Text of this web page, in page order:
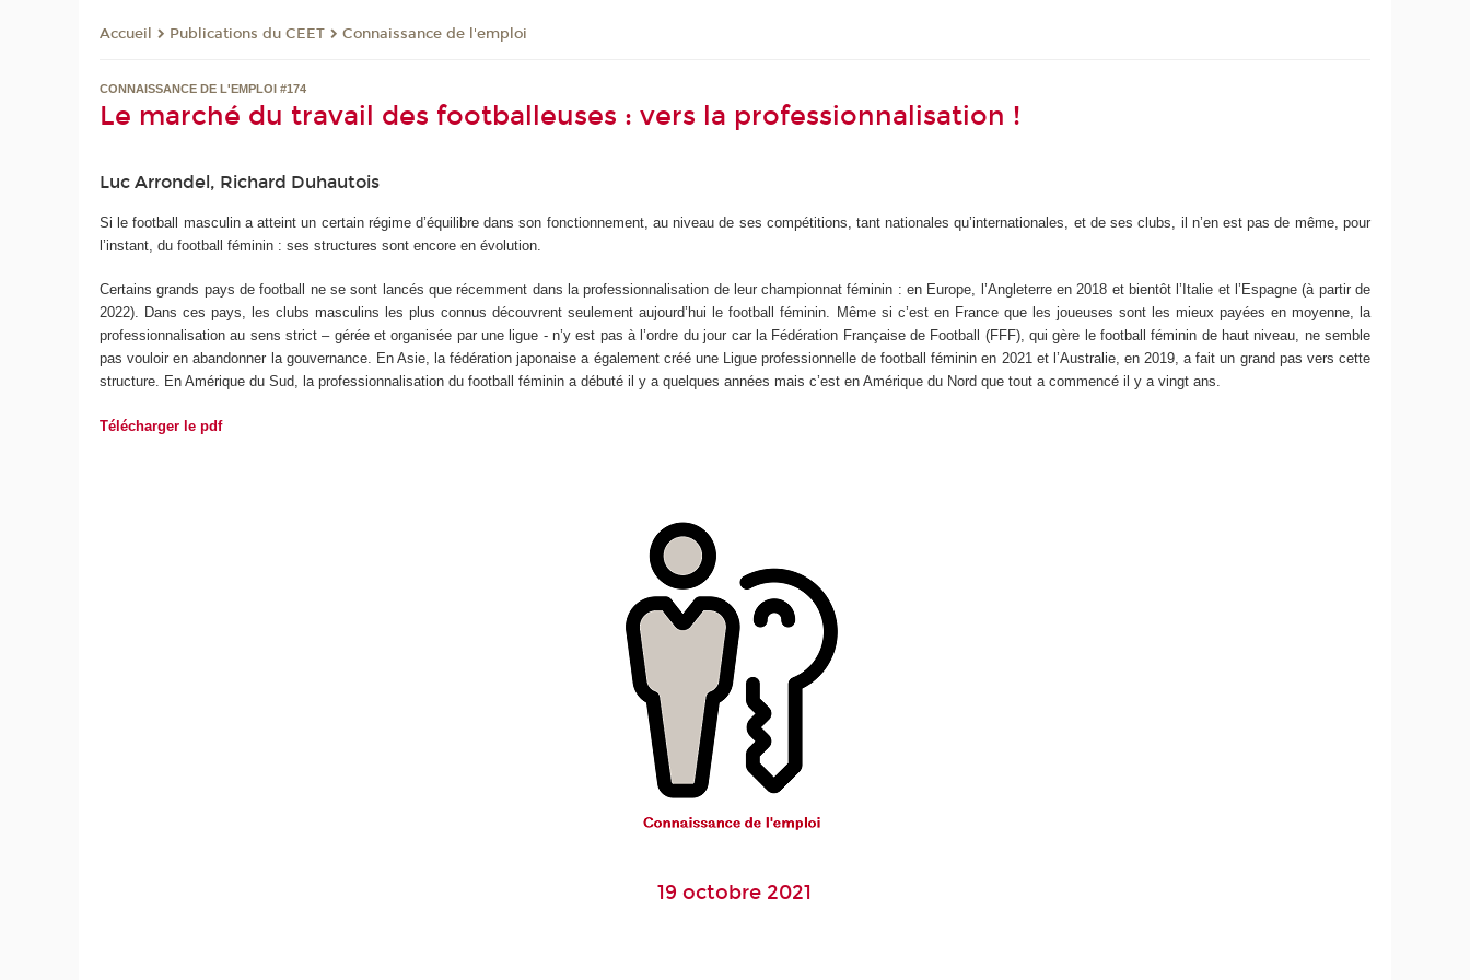
Accueil Publications du CEET Connaissance de l'emploi
CONNAISSANCE DE L'EMPLOI #174
Le marché du travail des footballeuses : vers la professionnalisation !
Luc Arrondel, Richard Duhautois
Si le football masculin a atteint un certain régime d’équilibre dans son fonctionnement, au niveau de ses compétitions, tant nationales qu’internationales, et de ses clubs, il n’en est pas de même, pour
l’instant, du football féminin : ses structures sont encore en évolution.
Certains grands pays de football ne se sont lancés que récemment dans la professionnalisation de leur championnat féminin : en Europe, l’Angleterre en 2018 et bientôt l’Italie et l’Espagne (à partir de
2022). Dans ces pays, les clubs masculins les plus connus découvrent seulement aujourd’hui le football féminin. Même si c’est en France que les joueuses sont les mieux payées en moyenne, la
professionnalisation au sens strict – gérée et organisée par une ligue - n’y est pas à l’ordre du jour car la Fédération Française de Football (FFF), qui gère le football féminin de haut niveau, ne semble
pas vouloir en abandonner la gouvernance. En Asie, la fédération japonaise a également créé une Ligue professionnelle de football féminin en 2021 et l’Australie, en 2019, a fait un grand pas vers cette
structure. En Amérique du Sud, la professionnalisation du football féminin a débuté il y a quelques années mais c’est en Amérique du Nord que tout a commencé il y a vingt ans.
Télécharger le pdf
19 octobre 2021